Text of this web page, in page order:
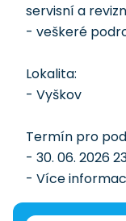
servisní a
- veškeré
Lokalita:
- Vyškov
Termín pro
- 30. 06. 2026
- Více